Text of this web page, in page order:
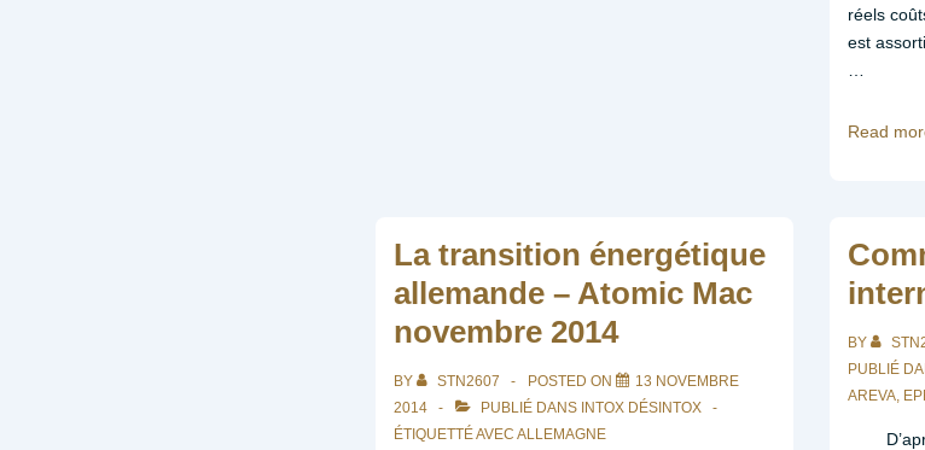
réels
est
Le
marché,
le
nucléaire
sûr
c’est
Read
La transition énergétique
allemande – Atomic Mac
novembre 2014
BY STN2607 POSTED ON
13 NOVEMBRE
2014
PUBLIÉ DANS INTOX DÉSINTOX
ÉTIQUETTÉ AVEC ALLEMAGNE
BY
PUBLIÉ
AREVA,